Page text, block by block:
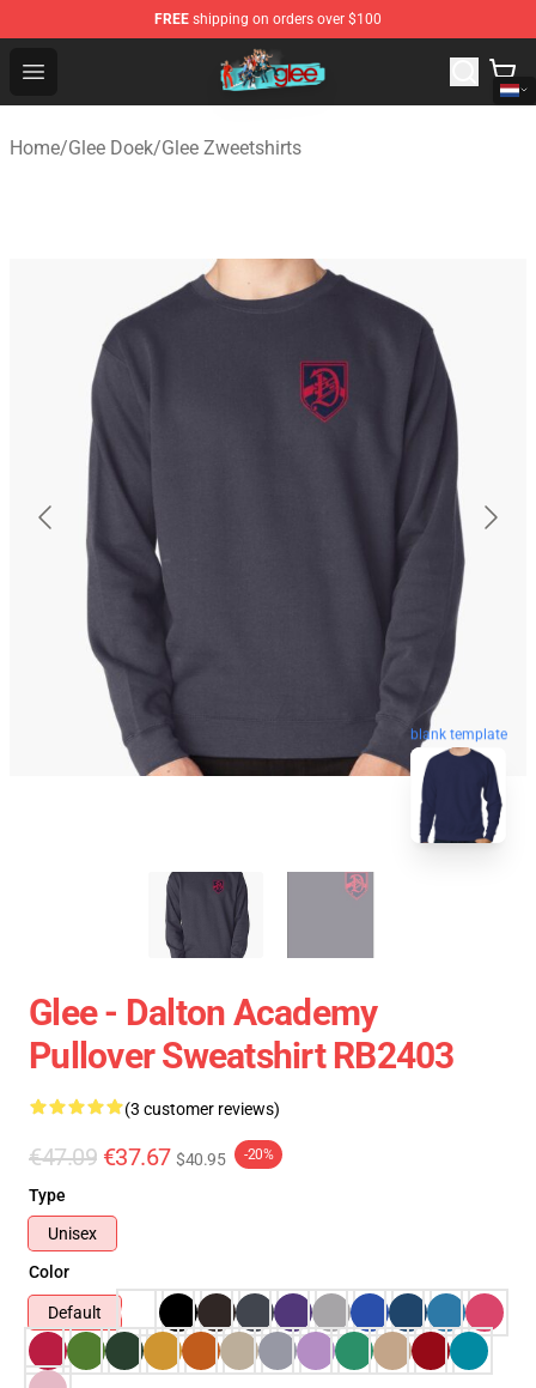
FREE shipping on orders over $100
Open menu
Glee Store - Official Glee Merchandise Shop
Home/Glee Doek/Glee Zweetshirts
blank template
Glee - Dalton Academy
Pullover Sweatshirt RB2403
(3 customer reviews)
€47.09 €37.67 $40.95 -20%
Type
Unisex
Color
Default